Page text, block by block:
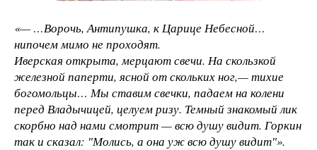
«— …Ворочь, Антипушка, к Царице Небесной…
нипочем мимо не проходят.
Иверская открыта, мерцают свечи. На скользкой
железной паперти, ясной от скольких ног,— тихие
богомольцы… Мы ставим свечки, падаем на колени
перед Владычицей, целуем ризу. Темный знакомый лик
скорбно над нами смотрит — всю душу видит. Горкин
так и сказал: ″Молись, а она уж всю душу видит″».